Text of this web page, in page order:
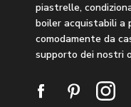
piastrelle,
boiler acquistabili a
comodamente da
supporto dei nostri